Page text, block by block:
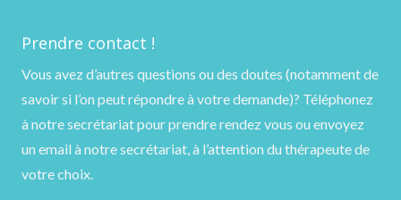
Prendre contact !
Vous avez d’autres questions ou des doutes (notamment de
savoir si l’on peut répondre à votre demande)? Téléphonez
à notre secrétariat pour prendre rendez vous ou envoyez
un email à notre secrétariat, à l’attention du thérapeute de
votre choix.